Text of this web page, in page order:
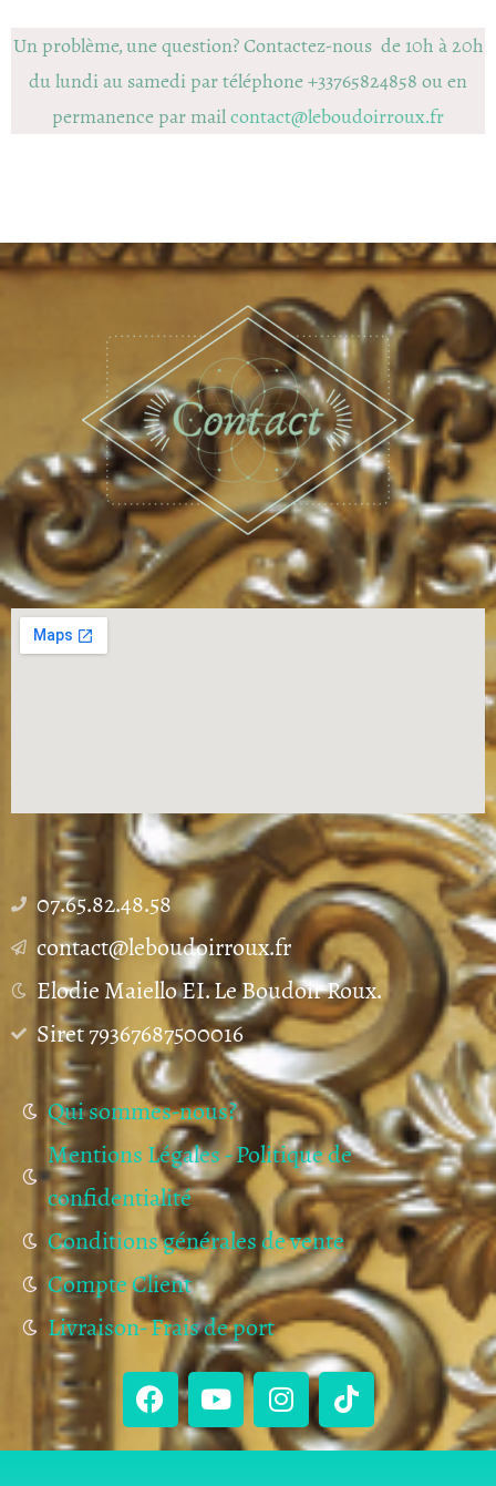
Un problème, une question? Contactez-nous de 10h à 20h
du lundi au samedi par téléphone +33765824858 ou en
permanence par mailcontact@leboudoirroux.fr
07.65.82.48.58
contact@leboudoirroux.fr
Elodie Maiello EI. Le Boudoir Roux.
Siret 79367687500016
Qui sommes-nous?
Mentions Légales - Politique de
confidentialité
Conditions générales de vente
Compte Client
Livraison- Frais de port